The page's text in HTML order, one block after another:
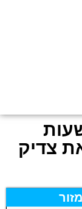
מומלץ 24 שעות
צדיק